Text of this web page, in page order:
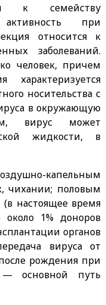
к семейству
активность при
относится к
заболеваний.
человек, причем
характеризуется
носительства с
в окружающую
вирус может
жидкости, в
капельным
чихании; половым
настоящее время
около 1% доноров
органов
вируса от
рождения при
— основной путь